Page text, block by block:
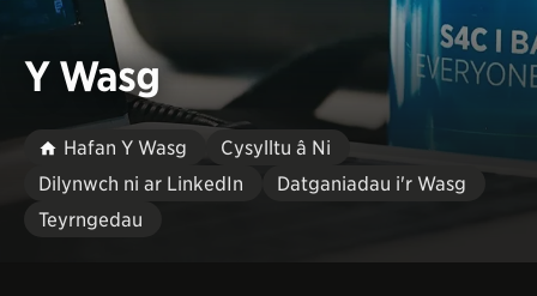
Y Wasg
Hafan Y Wasg
Cysylltu â Ni
Dilynwch ni ar LinkedIn
Datganiadau i'r Wasg
Teyrngedau